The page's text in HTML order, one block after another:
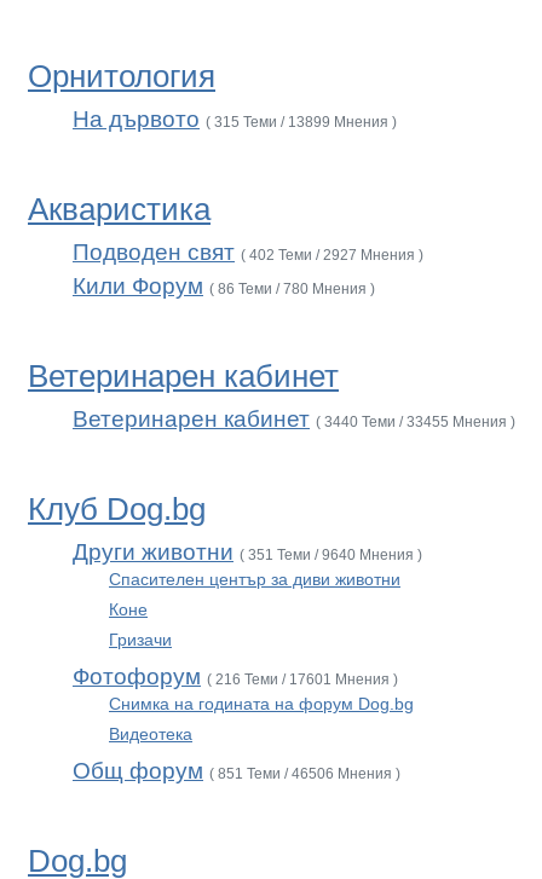
Орнитология
На дървото ( 315 Теми / 13899 Мнения )
Акваристика
Подводен свят ( 402 Теми / 2927 Мнения )
Кили Форум ( 86 Теми / 780 Мнения )
Ветеринарен кабинет
Ветеринарен кабинет ( 3440 Теми / 33455 Мнения )
Клуб Dog.bg
Други животни ( 351 Теми / 9640 Мнения )
Спасителен център за диви животни
Коне
Гризачи
Фотофорум ( 216 Теми / 17601 Мнения )
Снимка на годината на форум Dog.bg
Видеотека
Общ форум ( 851 Теми / 46506 Мнения )
Dog.bg